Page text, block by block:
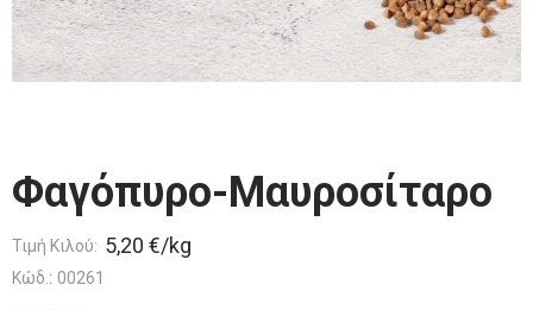
Φαγόπυρο-Μαυροσίταρο
Τιμή Κιλού: 5,20 €/kg
Κώδ.: 00261